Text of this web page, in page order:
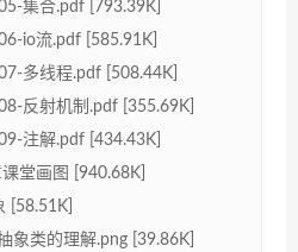
集合.pdf [793.39K]
io流.pdf [585.91K]
多线程.pdf [508.44K]
反射机制.pdf [355.69K]
注解.pdf [434.43K]
堂画图 [940.68K]
[58.51K]
象类的理解.png [39.86K]